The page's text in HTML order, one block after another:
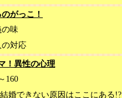
がっこ！
の味
の対応
！異性の心理
160
結婚できない原因はここにある!?